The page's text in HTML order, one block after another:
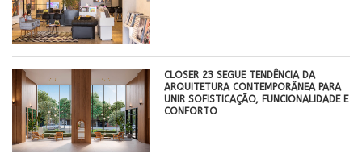
CLOSER 23 SEGUE TENDÊNCIA DA
ARQUITETURA CONTEMPORÂNEA PARA
UNIR SOFISTICAÇÃO, FUNCIONALIDADE E
CONFORTO